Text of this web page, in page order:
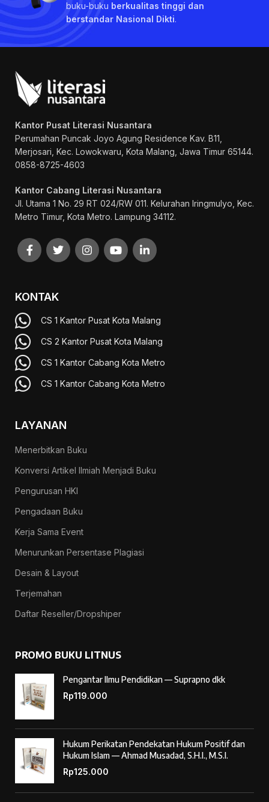
buku-buku berkualitas tinggi dan
berstandar Nasional Dikti.
Kantor Pusat Literasi Nusantara
Perumahan Puncak Joyo Agung Residence Kav. B11,
Merjosari, Kec. Lowokwaru, Kota Malang, Jawa Timur 65144.
0858-8725-4603
Kantor Cabang Literasi Nusantara
Jl. Utama 1 No. 29 RT 024/RW 011. Kelurahan Iringmulyo, Kec.
Metro Timur, Kota Metro. Lampung 34112.
KONTAK
CS 1 Kantor Pusat Kota Malang
CS 2 Kantor Pusat Kota Malang
CS 1 Kantor Cabang Kota Metro
CS 1 Kantor Cabang Kota Metro
LAYANAN
Menerbitkan Buku
Konversi Artikel Ilmiah Menjadi Buku
Pengurusan HKI
Pengadaan Buku
Kerja Sama Event
Menurunkan Persentase Plagiasi
Desain & Layout
Terjemahan
Daftar Reseller/Dropshiper
PROMO BUKU LITNUS
Pengantar Ilmu Pendidikan — Suprapno dkk
Rp119.000
Hukum Perikatan Pendekatan Hukum Positif dan
Hukum Islam — Ahmad Musadad, S.H.I., M.S.I.
Rp125.000